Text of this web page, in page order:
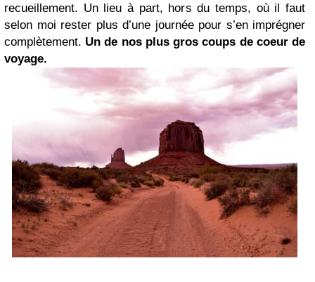
recueillement. Un lieu à part, hors du temps, où il faut
selon moi rester plus d’une journée pour s’en imprégner
complètement. Un de nos plus gros coups de coeur de
voyage.